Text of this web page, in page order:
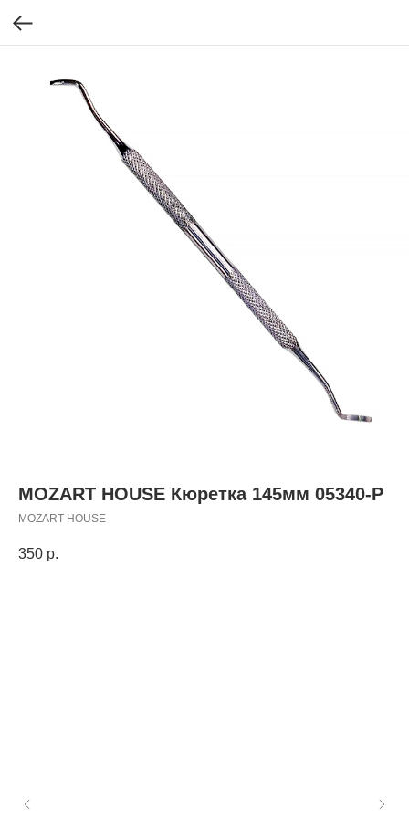
MOZART HOUSE Кюретка 145мм 05340-Р
MOZART HOUSE
350 р.